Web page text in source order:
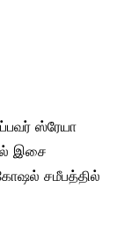
ஸ்ரேயா
இசை
கோஷல் சமீபத்தில்